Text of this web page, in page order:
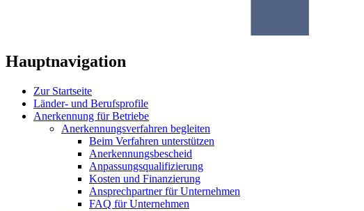
Hauptnavigation
Zur Startseite
Länder- und Berufsprofile
Anerkennung für Betriebe
Anerkennungsverfahren begleiten
Beim Verfahren unterstützen
Anerkennungsbescheid
Anpassungsqualifizierung
Kosten und Finanzierung
Ansprechpartner für Unternehmen
FAQ für Unternehmen